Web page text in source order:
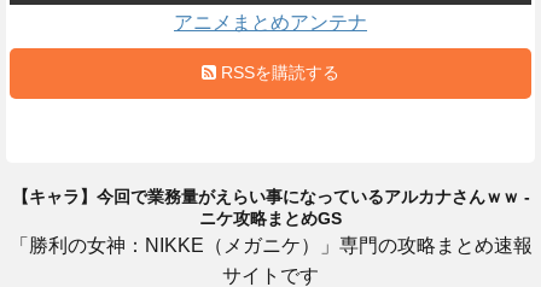
アニメまとめアンテナ
RSSを購読する
【キャラ】今回で業務量がえらい事になっているアルカナさんｗｗ -
ニケ攻略まとめGS
「勝利の女神：NIKKE（メガニケ）」専門の攻略まとめ速報
サイトです